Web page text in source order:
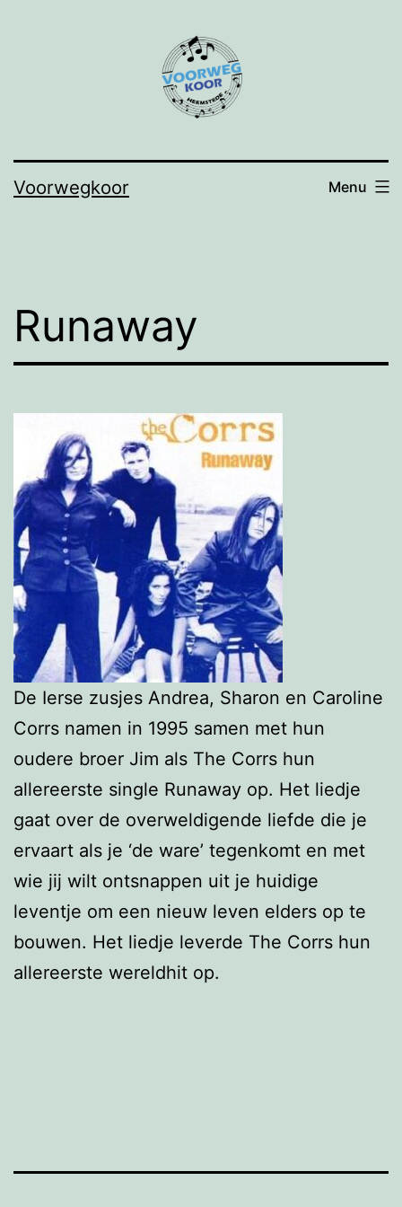
Voorwegkoor Menu
Runaway
De Ierse zusjes Andrea, Sharon en Caroline
Corrs namen in 1995 samen met hun
oudere broer Jim als The Corrs hun
allereerste single Runaway op. Het liedje
gaat over de overweldigende liefde die je
ervaart als je ‘de ware’ tegenkomt en met
wie jij wilt ontsnappen uit je huidige
leventje om een nieuw leven elders op te
bouwen. Het liedje leverde The Corrs hun
allereerste wereldhit op.